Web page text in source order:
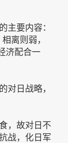
主要内容：
离则弱，
济配合一
对日战略，
，故对日不
战，化日军